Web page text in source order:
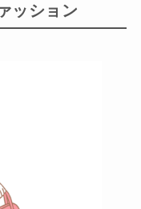
ッション